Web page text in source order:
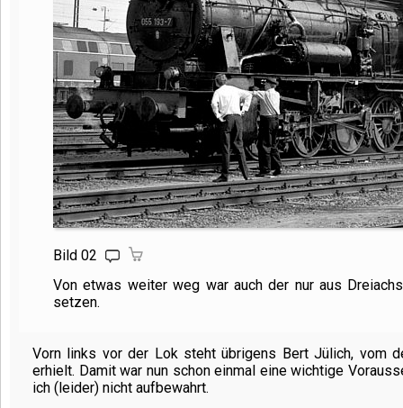
Bild 02
Von etwas weiter weg war auch der nur aus
setzen.
Vorn links vor der Lok steht übrigens Bert Jülich, vom
erhielt. Damit war nun schon einmal eine wichtige
ich (leider) nicht aufbewahrt.